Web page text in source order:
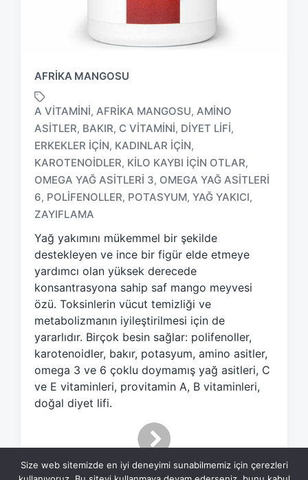
AFRIKA MANGOSU
T
a
g
e
d
w
t
h
A VITAMINI, AFRIKA MANGOSU, AMINO
ASITLER, BAKIR, C VITAMINI, DIYET LIFI,
ERKEKLER IÇIN, KADINLAR IÇIN,
KAROTENOIDLER, KILO KAYBI IÇIN OTLAR,
OMEGA YAĞ ASITLERI 3, OMEGA YAĞ ASITLERI
6, POLIFENOLLER, POTASYUM, YAĞ YAKICI,
ZAYIFLAMA
Yağ yakımını mükemmel bir şekilde
destekleyen ve ince bir figür elde etmeye
yardımcı olan yüksek derecede
konsantrasyona sahip saf mango meyvesi
özü. Toksinlerin vücut temizliği ve
metabolizmanın iyileştirilmesi için de
yararlıdır. Birçok besin sağlar: polifenoller,
karotenoidler, bakır, potasyum, amino asitler,
omega 3 ve 6 çoklu doymamış yağ asitleri, C
ve E vitaminleri, provitamin A, B vitaminleri,
doğal diyet lifi.
Size web sitemizde en iyi deneyimi sunabilmemiz için çerezleri